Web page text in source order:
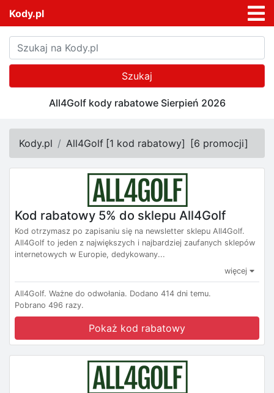
Kody.pl
Szukaj
All4Golf kody rabatowe Sierpień 2026
Kody.pl All4Golf [1 kod rabatowy] [6 promocji]
Kod rabatowy 5% do sklepu All4Golf
Kod otrzymasz po zapisaniu się na newsletter sklepu All4Golf.
All4Golf to jeden z największych i najbardziej zaufanych sklepów
internetowych w Europie, dedykowany...
więcej
All4Golf. Ważne do odwołania. Dodano 414 dni temu.
Pobrano 496 razy.
Pokaż kod rabatowy